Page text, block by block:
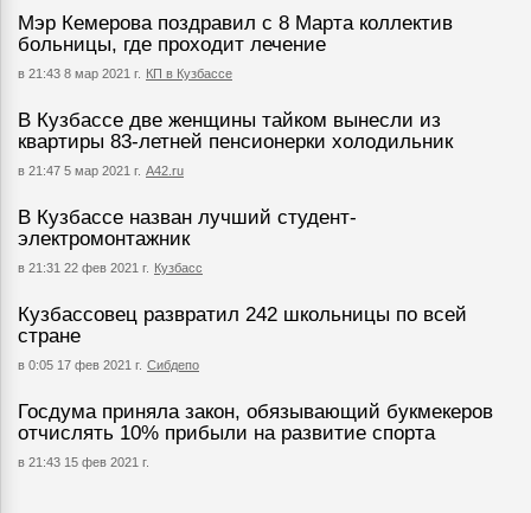
Мэр Кемерова поздравил с 8 Марта коллектив
больницы, где проходит лечение
в 21:43 8 мар 2021 г. КП в Кузбассе
В Кузбассе две женщины тайком вынесли из
квартиры 83-летней пенсионерки холодильник
в 21:47 5 мар 2021 г. А42.ru
В Кузбассе назван лучший студент-
электромонтажник
в 21:31 22 фев 2021 г. Кузбасс
Кузбассовец развратил 242 школьницы по всей
стране
в 0:05 17 фев 2021 г. Сибдепо
Госдума приняла закон, обязывающий букмекеров
отчислять 10% прибыли на развитие спорта
в 21:43 15 фев 2021 г.